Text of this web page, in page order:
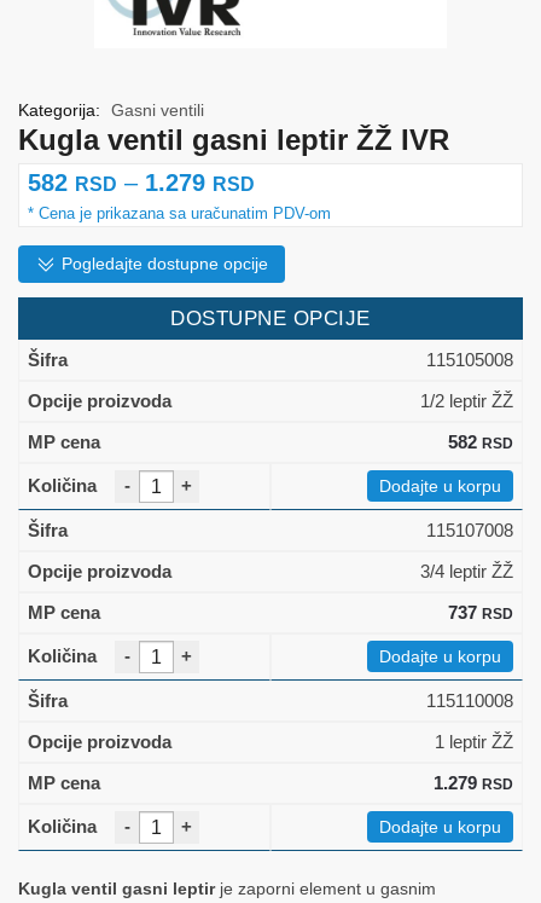
Kugla ventil gasni leptir ŽŽ IVR
582 RSD – 1.279 RSD
cena:
od
582 rsd
do
Pogledajte dostupne opcije
Kugla ventil gasni leptirje zaporni element u gasnim
DOSTUPNE OPCIJE
115105008
1/2 leptir ŽŽ
582 RSD
- + Dodajte u korpu
115107008
3/4 leptir ŽŽ
737 RSD
- + Dodajte u korpu
115110008
1 leptir ŽŽ
1.279 RSD
- + Dodajte u korpu
Kategorija: Gasni ventili